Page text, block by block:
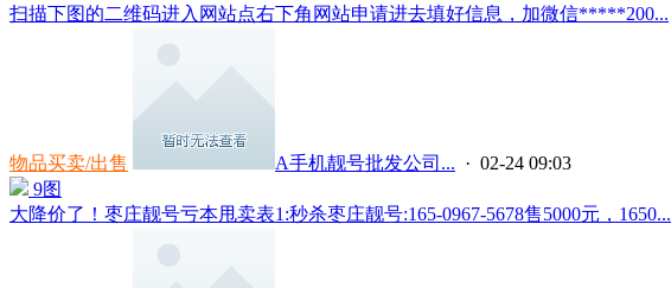
扫描下图的二维码进入网站点右下角网站申请进去填好信息，加微信*****200...
物品买卖/出售 A手机靓号批发公司... · 02-24 09:03
9图
大降价了！枣庄靓号亏本甩卖表1:秒杀枣庄靓号:165-0967-5678售5000元，1650...